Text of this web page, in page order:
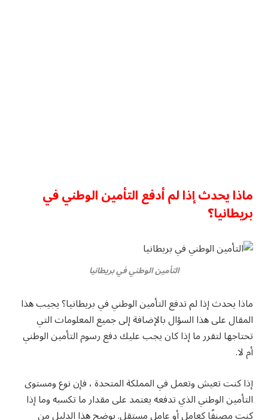
ماذا يحدث إذا لم أدفع التأمين الوطني في
بريطانيا؟
التأمين الوطني في بريطانيا
ماذا يحدث إذا لم تدفع التأمين الوطني في بريطانيا؟ يجيب هذا
المقال على هذا السؤال بالإضافة إلى جميع المعلومات التي
تحتاجها لتقرر ما إذا كان يجب عليك دفع رسوم التأمين الوطني
أم لا.
إذا كنت تعيش وتعمل في المملكة المتحدة ، فإن نوع ومستوى
التأمين الوطني الذي تدفعه يعتمد على مقدار ما تكسبه وما إذا
كنت مصنفًا كعامل أو عامل مستقل. يوضح هذا الدليل من